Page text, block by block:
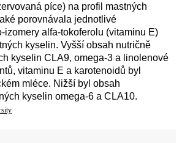
píce) na profil mastných
porovnávala jednotlivé
izomery alfa-tokoferolu (vitaminu E)
kyselin. Vyšší obsah nutričně
kyselin CLA9, omega-3 a linolenové
vitaminu E a karotenoidů byl
mléce. Nižší byl obsah
kyselin omega-6 a CLA10.